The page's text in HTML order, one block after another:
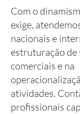
Com o
exige,
nacionais e
estruturação de
comerciais e na
atividades.
profissionais